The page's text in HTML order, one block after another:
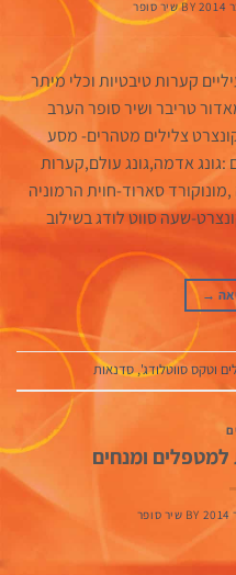
BYשיר סופר
קערות טיבטיות וכלי מיתר
טריבר ושיר סופר הערב
צלילים מטהרים- מסע
:גונג אדמה,גונג עולם,קערות
סארוד-חוית הרמוניה
שעה סווט לודג בשילוב
→
,סדנאות
למטפלים ומנחים
BY שיר סופר